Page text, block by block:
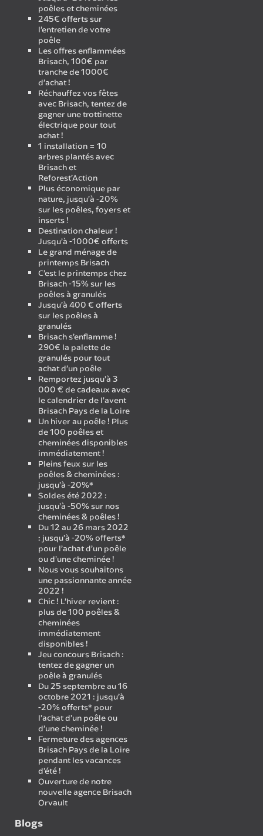
poêles et cheminées
245€ offerts sur
l’entretien de votre
poêle
Les offres enflammées
Brisach, 100€ par
tranche de 1000€
d’achat !
Réchauffez vos fêtes
avec Brisach, tentez de
gagner une trottinette
électrique pour tout
achat !
1 installation = 10
arbres plantés avec
Brisach et
Reforest’Action
Plus économique par
nature, jusqu’à -20%
sur les poêles, foyers et
inserts !
Destination chaleur !
Jusqu’à -1000€ offerts
Le grand ménage de
printemps Brisach
C’est le printemps chez
Brisach -15% sur les
poêles à granulés
Jusqu’à 400 € offerts
sur les poêles à
granulés
Brisach s’enflamme !
290€ la palette de
granulés pour tout
achat d’un poêle
Remportez jusqu’à 3
000 € de cadeaux avec
le calendrier de l’avent
Brisach Pays de la Loire
Un hiver au poêle ! Plus
de 100 poêles et
cheminées disponibles
immédiatement !
Pleins feux sur les
poêles & cheminées :
jusqu’à -20%*
Soldes été 2022 :
jusqu’à -50% sur nos
cheminées & poêles !
Du 12 au 26 mars 2022
: jusqu’à -20% offerts*
pour l’achat d’un poêle
ou d’une cheminée !
Nous vous souhaitons
une passionnante année
2022 !
Chic ! L’hiver revient :
plus de 100 poêles &
cheminées
immédiatement
disponibles !
Jeu concours Brisach :
tentez de gagner un
poêle à granulés
Du 25 septembre au 16
octobre 2021 : jusqu’à
-20% offerts* pour
l’achat d’un poêle ou
d’une cheminée !
Fermeture des agences
Brisach Pays de la Loire
pendant les vacances
d’été !
Ouverture de notre
nouvelle agence Brisach
Orvault
Blogs